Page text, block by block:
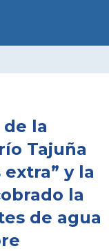
la
Tajuña
y la
la
de agua